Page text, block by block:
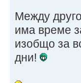
Между
има време
изобщо за
дни!